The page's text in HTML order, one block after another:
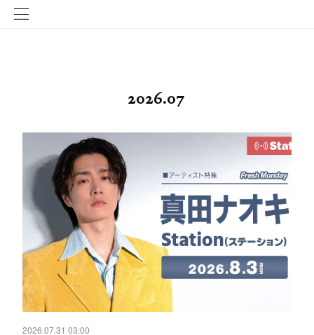
2026.07
2026.07.31 03:00